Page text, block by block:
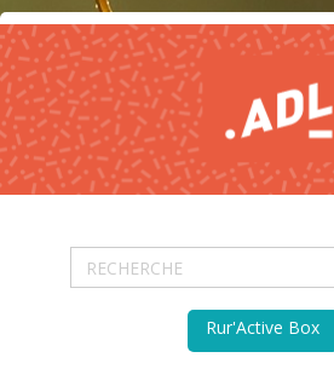
Rur'Active Box